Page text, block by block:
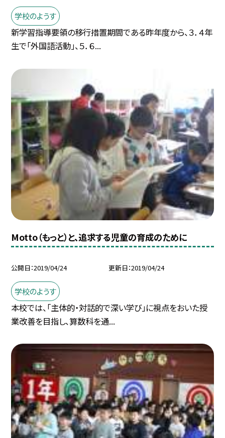
学校のようす
新学習指導要領の移行措置期間である昨年度から、３．４年
生で「外国語活動」、５．６...
Motto（もっと）と、追求する児童の育成のために
公開日 2019/04/24 更新日 2019/04/24
学校のようす
本校では、「主体的・対話的で深い学び」に視点をおいた授
業改善を目指し、算数科を通...